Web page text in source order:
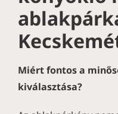
Miért fontos a
kiválasztása?